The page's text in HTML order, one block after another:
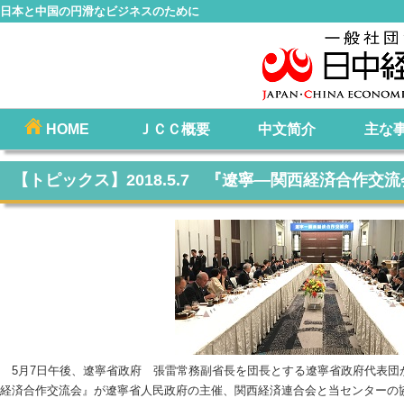
日本と中国の円滑なビジネスのために
メインメニュー
HOME ＪＣＣ概要 中文简介 主な
【トピックス】2018.5.7 『遼寧―関西経済合作交流
5月7日午後、遼寧省政府 張雷常務副省長を団長とする遼寧省政府代表
経済合作交流会』が遼寧省人民政府の主催、関西経済連合会と当センターの